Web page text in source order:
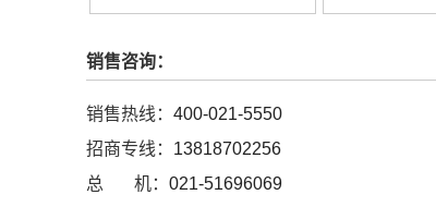
销售咨询：
销售热线： 400-021-5550
招商专线： 13818702256
总 机： 021-51696069